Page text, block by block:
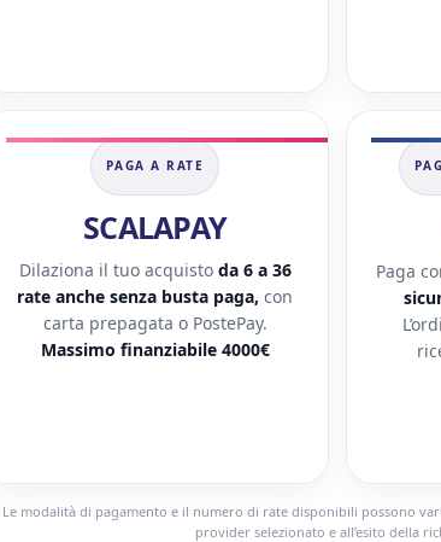
PAGA A RATE
SCALAPAY
Dilaziona il tuo acquisto da 6 a 36
rate anche senza busta paga, con
carta prepagata o PostePay.
Massimo finanziabile 4000€
Paga
Le modalità di pagamento e il numero di rate disponibili possono
provider selezionato e all’esito della